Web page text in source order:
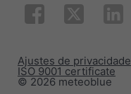
© 2026 meteoblue
ISO 9001 certificate
Ajustes de privacidade